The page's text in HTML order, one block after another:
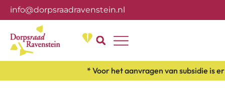
info@dorpsraadravenstein.nl
* Voor het aanvragen van subsidie is